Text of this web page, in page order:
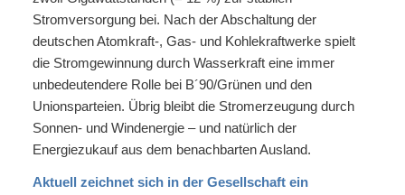
Stromversorgung bei. Nach der Abschaltung der
deutschen Atomkraft-, Gas- und Kohlekraftwerke spielt
die Stromgewinnung durch Wasserkraft eine immer
unbedeutendere Rolle bei B´90/Grünen und den
Unionsparteien. Übrig bleibt die Stromerzeugung durch
Sonnen- und Windenergie – und natürlich der
Energiezukauf aus dem benachbarten Ausland.
Aktuell zeichnet sich in der Gesellschaft ein